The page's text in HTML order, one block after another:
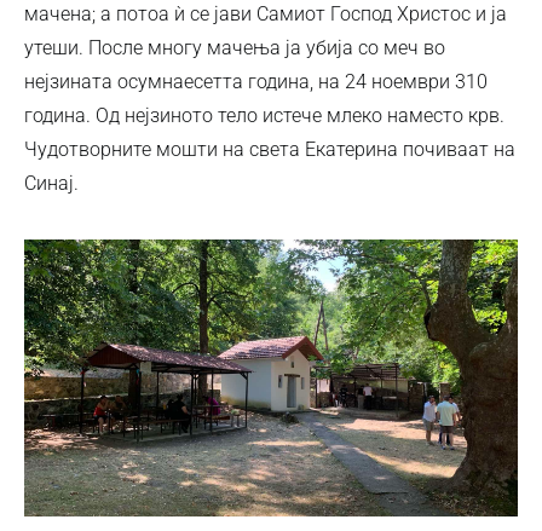
мачена; а потоа ѝ се јави Самиот Господ Христос и ја
утеши. После многу мачења ја убија со меч во
нејзината осумнаесетта година, на 24 ноември 310
година. Од нејзиното тело истече млеко наместо крв.
Чудотворните мошти на света Екатерина почиваат на
Синај.